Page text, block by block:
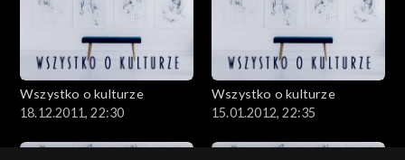
Wszystko o kulturze
18.12.2011, 22:30
Wszystko o kulturze
15.01.2012, 22:35